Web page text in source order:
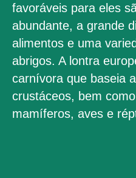
favoráveis para eles
abundante, a grande
alimentos e uma
abrigos. A lontra
carnívora que baseia
crustáceos, bem
mamíferos, aves e